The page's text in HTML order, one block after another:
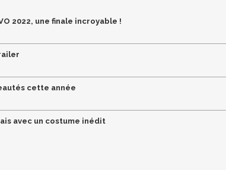
2022, une finale incroyable !
cette année
avec un costume inédit